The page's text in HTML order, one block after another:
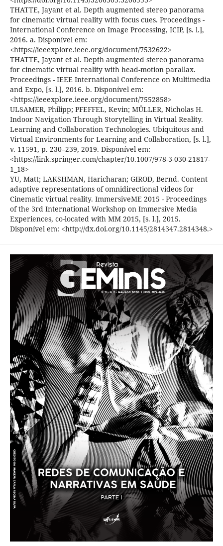
THATTE, Jayant et al. Depth augmented stereo panorama
for cinematic virtual reality with focus cues. Proceedings -
International Conference on Image Processing, ICIP, [s. l.],
2016. a. Disponível em:
<https://ieeexplore.ieee.org/document/7532622>
THATTE, Jayant et al. Depth augmented stereo panorama
for cinematic virtual reality with head-motion parallax.
Proceedings - IEEE International Conference on Multimedia
and Expo, [s. l.], 2016. b. Disponível em:
<https://ieeexplore.ieee.org/document/7552858>
ULSAMER, Philipp; PFEFFEL, Kevin; MÜLLER, Nicholas H.
Indoor Navigation Through Storytelling in Virtual Reality.
Learning and Collaboration Technologies. Ubiquitous and
Virtual Environments for Learning and Collaboration, [s. l.],
v. 11591, p. 230–239, 2019. Disponível em:
<https://link.springer.com/chapter/10.1007/978-3-030-21817-
1_18>
YU, Matt; LAKSHMAN, Haricharan; GIROD, Bernd. Content
adaptive representations of omnidirectional videos for
Cinematic virtual reality. ImmersiveME 2015 - Proceedings
of the 3rd International Workshop on Immersive Media
Experiences, co-located with MM 2015, [s. l.], 2015.
Disponível em: <http://dx.doi.org/10.1145/2814347.2814348.>